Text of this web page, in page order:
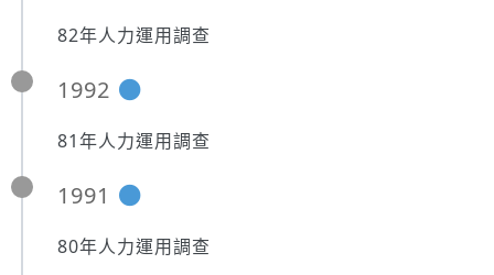
82年人力運用調查
1992
81年人力運用調查
1991
80年人力運用調查